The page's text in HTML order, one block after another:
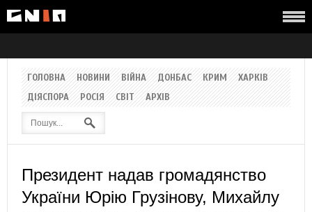
ГОЛОВНА НОВИНИ ВІЙНА ДОНБАС КРИМ
ХАРКІВ
ДІЯСПОРА
РОСІЯ СВІТ АРХІВ
Президент надав громадянство
України Юрію Грузінову, Михайлу